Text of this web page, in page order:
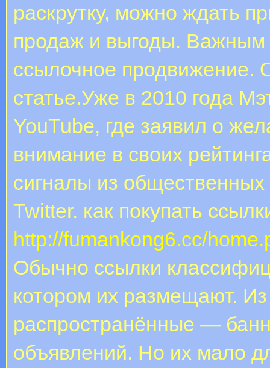
раскрутку, можно ждать
продаж и выгоды. Важным
ссылочное продвижение.
статье.Уже в 2010 года
YouTube, где заявил о
внимание в своих
сигналы из общественных
Twitter. как покупать
http://fumankong6.cc/
Обычно ссылки
котором их размещают.
распространённые —
объявлений. Но их мало